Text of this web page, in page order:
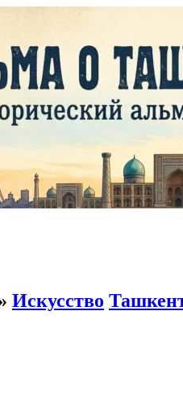
Искусство